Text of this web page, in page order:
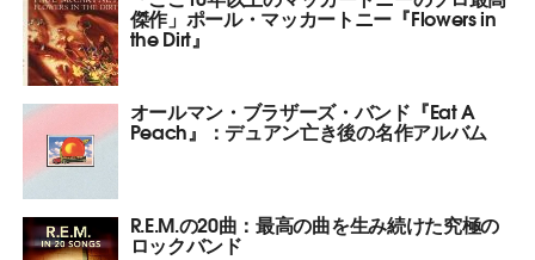
傑作」ポール・マッカートニー『Flowers in
the Dirt』
オールマン・ブラザーズ・バンド『Eat A
Peach』：デュアン亡き後の名作アルバム
R.E.M.の20曲：最高の曲を生み続けた究極の
ロックバンド